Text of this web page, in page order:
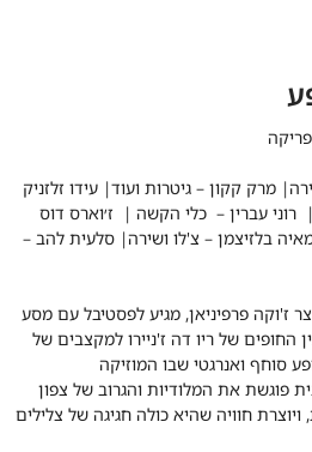
מרק קקון – גיטרות ועוד| עידו זלזניק
רוני עברין – כלי הקשה | ז׳וארס דוס
בלזיצמן – צ'לו ושירה| סלעית להב –
ז'וקה פרפיניאן, מגיע לפסטיבל עם מסע
החופים של ריו דה ז'ניירו למקצבים של
סוחף ואנרגטי שבו המוזיקה
פוגשת את המלודיות והגרוב של צפון
חוויה שהיא כולה חגיגה של צלילים